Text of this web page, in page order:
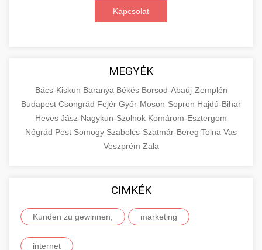
Kapcsolat
MEGYÉK
Bács-Kiskun Baranya Békés Borsod-Abaúj-Zemplén
Budapest Csongrád Fejér Győr-Moson-Sopron Hajdú-Bihar
Heves Jász-Nagykun-Szolnok Komárom-Esztergom
Nógrád Pest Somogy Szabolcs-Szatmár-Bereg Tolna Vas
Veszprém Zala
CIMKÉK
Kunden zu gewinnen, marketing
internet